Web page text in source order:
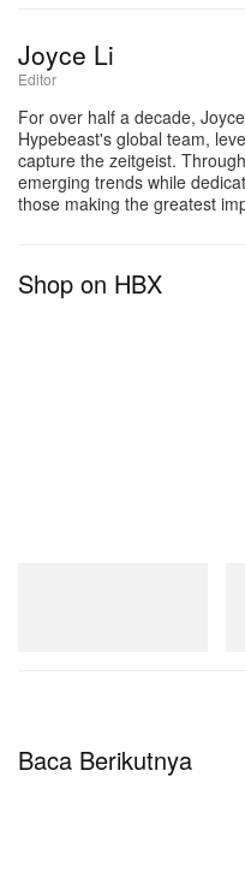
28 Maret 2026 melalui
di posisi No. 2 tangga
daftar lagu lengkapnya
SEASON” sangat
jangkar utama untuk
AlbumBully (Deluxe)
Joyce Li
Editor
For over half a decade,
Hypebeast's global team,
capture the zeitgeist.
emerging trends while
those making the greatest
Shop on HBX
Baca Berikutnya